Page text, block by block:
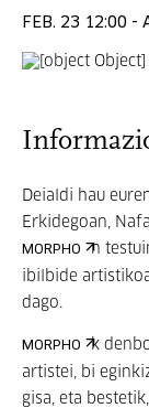
FEB. 23 12:00 -
Deialdi hau
Erkidegoan,
MORPHO
n
ibilbide
dago.
MORPHO
k
artistei, bi
gisa, eta